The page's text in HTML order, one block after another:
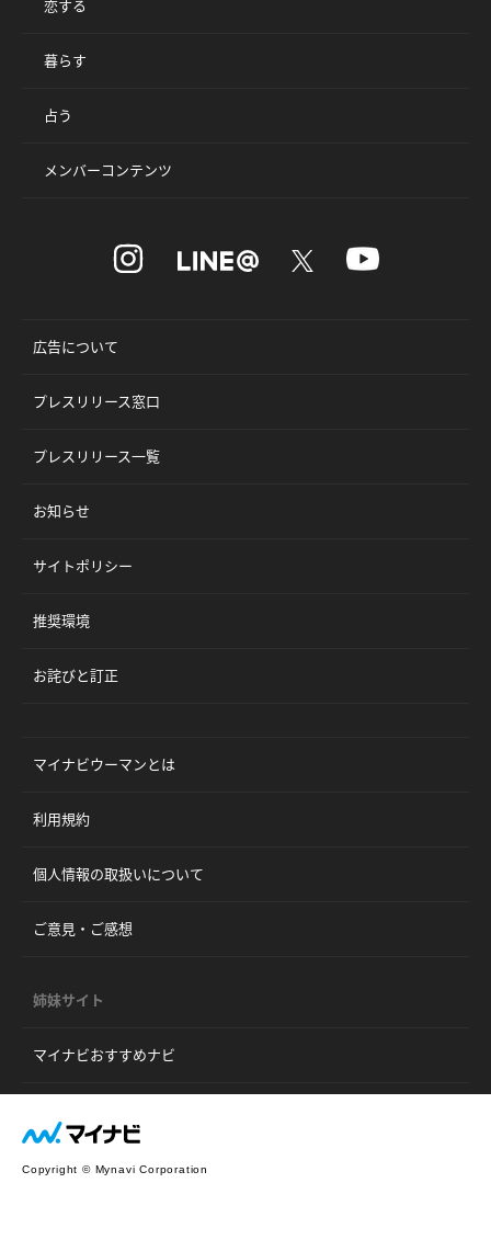
恋する
暮らす
占う
メンバーコンテンツ
広告について
プレスリリース窓口
プレスリリース一覧
お知らせ
サイトポリシー
推奨環境
お詫びと訂正
マイナビウーマンとは
利用規約
個人情報の取扱いについて
ご意見・ご感想
姉妹サイト
マイナビおすすめナビ
Copyright © Mynavi Corporation